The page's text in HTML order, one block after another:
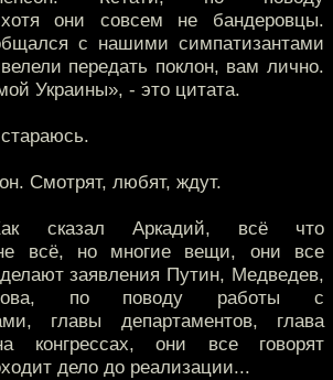
хотя они совсем не бандеровцы.
с нашими симпатизантами
передать поклон, вам лично.
Украины», - это цитата.
Смотрят, любят, ждут.
сказал Аркадий, всё что
не всё, но многие вещи, они все
заявления Путин, Медведев,
по поводу работы с
главы департаментов, глава
конгрессах, они все говорят
дело до реализации...